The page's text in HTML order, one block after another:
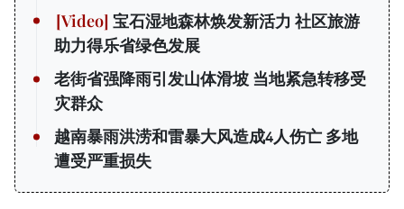
宝石湿地森林焕发新活力 社区旅游
助力得乐省绿色发展
老街省强降雨引发山体滑坡 当地紧急转移受
灾群众
越南暴雨洪涝和雷暴大风造成4人伤亡 多地
遭受严重损失